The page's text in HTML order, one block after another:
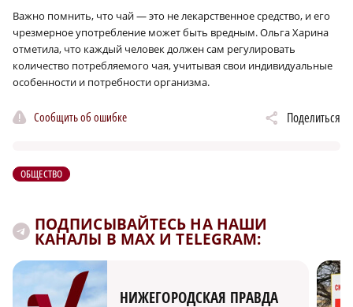
Важно помнить, что чай — это не лекарственное средство, и его
чрезмерное употребление может быть вредным. Ольга Харина
отметила, что каждый человек должен сам регулировать
количество потребляемого чая, учитывая свои индивидуальные
особенности и потребности организма.
Сообщить об ошибке Поделиться
ОБЩЕСТВО
ПОДПИСЫВАЙТЕСЬ НА НАШИ
КАНАЛЫ В MAX И TELEGRAM:
НИЖЕГОРОДСКАЯ ПРАВДА